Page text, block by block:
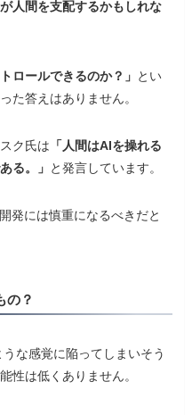
が人間を支配するかもしれな
ロールできるのか？」 とい
た答えはありません。
ク氏は 「人間はAIを操れる
る。」 と発言しています。
発には慎重になるべきだと
の？
な感覚に陥ってしまいそう
性は低くありません。